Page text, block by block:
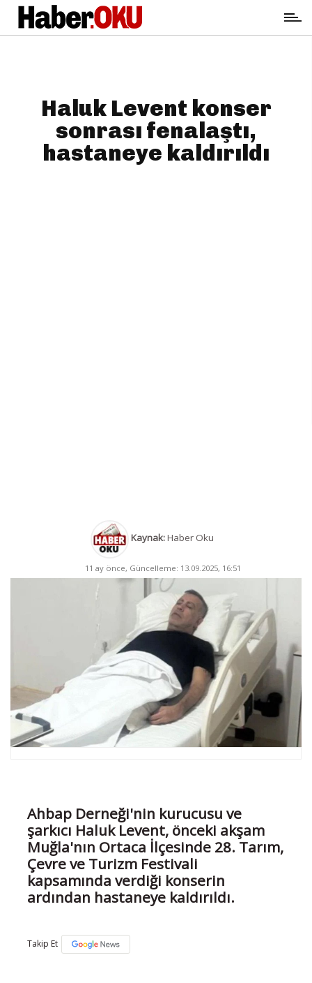
Haluk Levent konser
sonrası fenalaştı,
hastaneye kaldırıldı
Kaynak:Haber Oku
11 ay önce, Güncelleme: 13.09.2025, 16:51
Ahbap Derneği'nin kurucusu ve
şarkıcı Haluk Levent, önceki akşam
Muğla'nın Ortaca İlçesinde 28. Tarım,
Çevre ve Turizm Festivali
kapsamında verdiği konserin
ardından hastaneye kaldırıldı.
Takip Et